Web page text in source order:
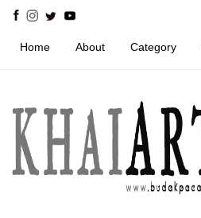
Home About Category